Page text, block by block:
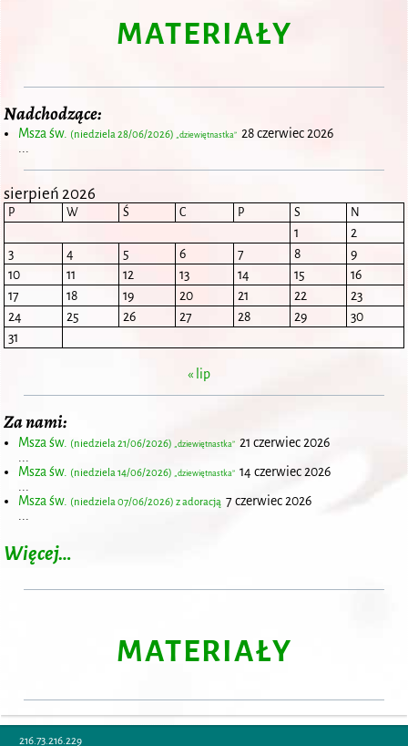
MATERIAŁY
Nadchodzące:
Msza św. (niedziela 28/06/2026) „dziewiętnastka” 28 czerwiec 2026
...
sierpień 2026
P W Ś C P S N
1
2
3
4 5 6 7 8
9
10
11 12 13 14 15
16
17
18 19 20 21 22
23
24
25 26 27 28 29
30
31
« lip
Za nami:
Msza św. (niedziela 21/06/2026) „dziewiętnastka” 21 czerwiec 2026
Msza św. (niedziela 14/06/2026) „dziewiętnastka” 14 czerwiec 2026
Msza św. (niedziela 07/06/2026) z adoracją 7 czerwiec 2026
Więcej…
MATERIAŁY
216.73.216.229